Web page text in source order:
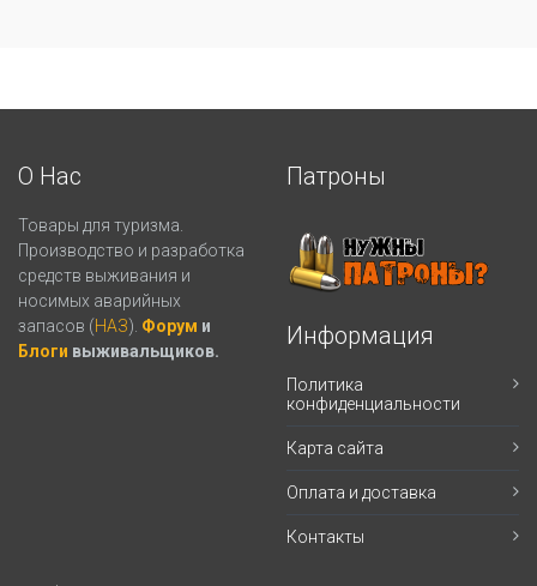
О Нас
Товары для туризма.
Производство и разработка
средств выживания и
носимых аварийных
запасов (НАЗ). Форум и
Блоги выживальщиков.
Патроны
Информация
Политика
конфиденциальности
Карта сайта
Оплата и доставка
Контакты